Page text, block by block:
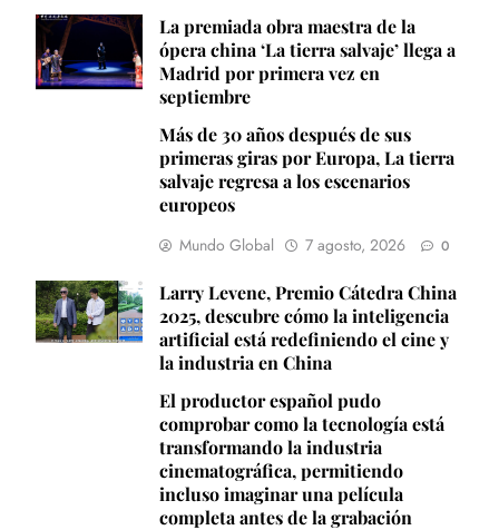
La premiada obra maestra de la
ópera china ‘La tierra salvaje’ llega a
Madrid por primera vez en
septiembre
Más de 30 años después de sus
primeras giras por Europa, La tierra
salvaje regresa a los escenarios
europeos
Mundo Global 7 agosto, 2026 0
Larry Levene, Premio Cátedra China
2025, descubre cómo la inteligencia
artificial está redefiniendo el cine y
la industria en China
El productor español pudo
comprobar como la tecnología está
transformando la industria
cinematográfica, permitiendo
incluso imaginar una película
completa antes de la grabación